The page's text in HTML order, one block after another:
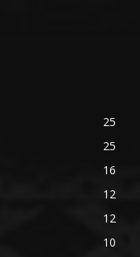
25
25
16
12
12
10